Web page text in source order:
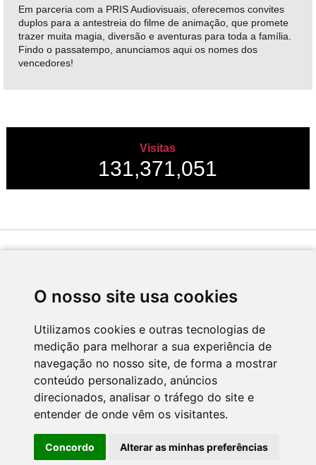
O nosso site usa cookies
Utilizamos cookies e outras tecnologias de
medição para melhorar a sua experiência de
navegação no nosso site, de forma a mostrar
conteúdo personalizado, anúncios
direcionados, analisar o tráfego do site e
entender de onde vêm os visitantes.
Concordo Alterar as minhas preferências
Em parceria com a PRIS Audiovisuais, oferecemos convites
duplos para a antestreia do filme de animação, que promete
trazer muita magia, diversão e aventuras para toda a família.
Findo o passatempo, anunciamos aqui os nomes dos
vencedores!
Visitas
131,371,051
CNC - Centro Nacional de Cultura 2026 © Todos os direitos reservados